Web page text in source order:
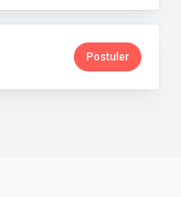
Postuler